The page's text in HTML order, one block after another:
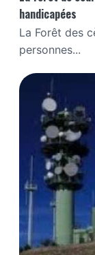
handicapées
La Forêt des
personnes...